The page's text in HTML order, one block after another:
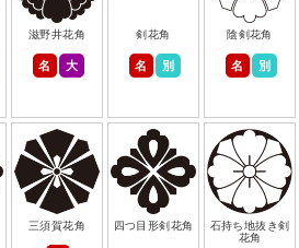
滋野井花角
名 大
剣花角
名 別
陰剣花角
名 別
三須賀花角 四つ目形剣花角
石持ち地抜き剣
花角